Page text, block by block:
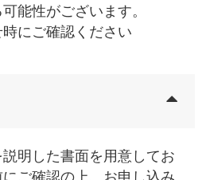
能性がございます。
にご確認ください
明した書面を用意してお